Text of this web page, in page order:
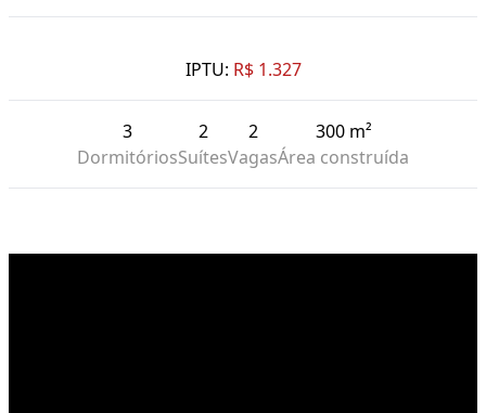
IPTU: R$ 1.327
3
Dormitórios
2
Suítes
2
Vagas
300 m²
Área construída